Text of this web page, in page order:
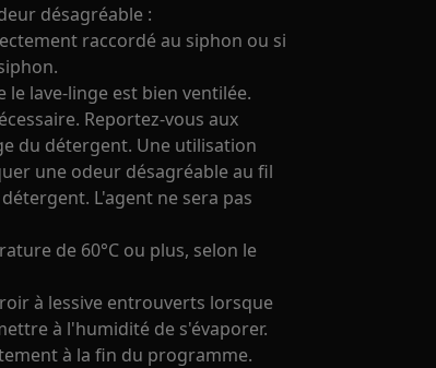
désagréable :
raccordé au siphon ou si
le lave-linge est bien ventilée.
Reportez-vous aux
du détergent. Une utilisation
une odeur désagréable au fil
L'agent ne sera pas
de 60°C ou plus, selon le
à lessive entrouverts lorsque
à l'humidité de s'évaporer.
à la fin du programme.